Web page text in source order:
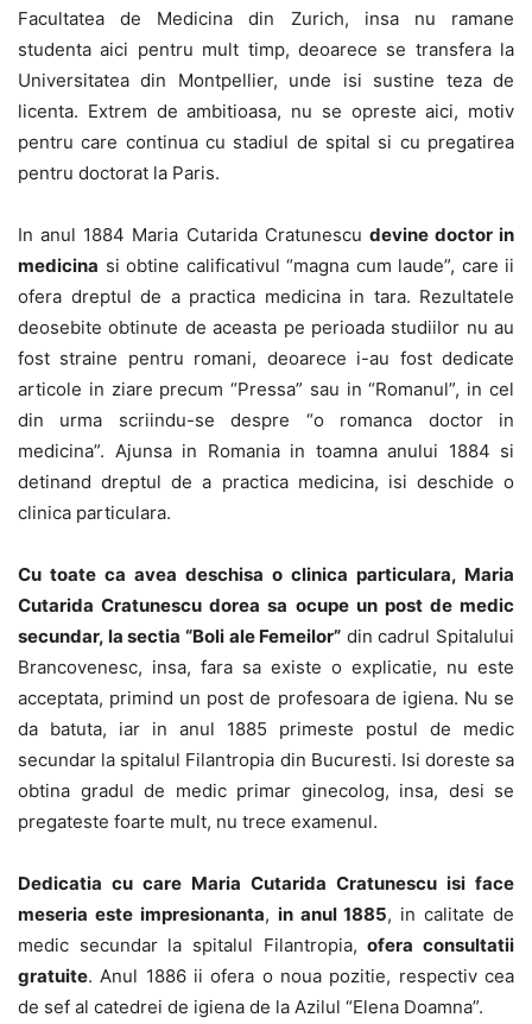
Facultatea de Medicina din Zurich, insa nu ramane
studenta aici pentru mult timp, deoarece se transfera la
Universitatea din Montpellier, unde isi sustine teza de
licenta. Extrem de ambitioasa, nu se opreste aici, motiv
pentru care continua cu stadiul de spital si cu pregatirea
pentru doctorat la Paris.
In anul 1884 Maria Cutarida Cratunescu devine doctor in
medicina si obtine calificativul “magna cum laude”, care ii
ofera dreptul de a practica medicina in tara. Rezultatele
deosebite obtinute de aceasta pe perioada studiilor nu au
fost straine pentru romani, deoarece i-au fost dedicate
articole in ziare precum “Pressa” sau in “Romanul”, in cel
din urma scriindu-se despre “o romanca doctor in
medicina”. Ajunsa in Romania in toamna anului 1884 si
detinand dreptul de a practica medicina, isi deschide o
clinica particulara.
Cu toate ca avea deschisa o clinica particulara, Maria
Cutarida Cratunescu dorea sa ocupe un post de medic
secundar, la sectia “Boli ale Femeilor” din cadrul Spitalului
Brancovenesc, insa, fara sa existe o explicatie, nu este
acceptata, primind un post de profesoara de igiena. Nu se
da batuta, iar in anul 1885 primeste postul de medic
secundar la spitalul Filantropia din Bucuresti. Isi doreste sa
obtina gradul de medic primar ginecolog, insa, desi se
pregateste foarte mult, nu trece examenul.
Dedicatia cu care Maria Cutarida Cratunescu isi face
meseria este impresionanta, in anul 1885, in calitate de
medic secundar la spitalul Filantropia,ofera consultatii
gratuite. Anul 1886 ii ofera o noua pozitie, respectiv cea
de sef al catedrei de igiena de la Azilul “Elena Doamna”.